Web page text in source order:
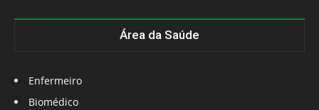
Área da Saúde
Enfermeiro
Biomédico